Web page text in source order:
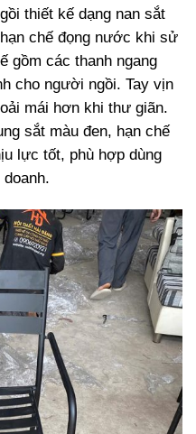
thiết kế dạng nan sắt
chế đọng nước khi sử
gồm các thanh ngang
cho người ngồi. Tay vịn
mái hơn khi thư giãn.
sắt màu đen, hạn chế
lực tốt, phù hợp dùng